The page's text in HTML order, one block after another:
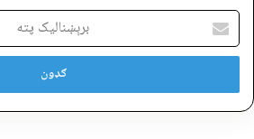
برېښنالیک
پته